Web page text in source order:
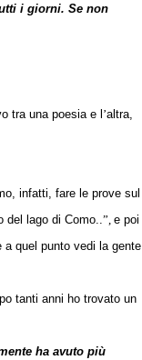
i giorni. Se non
tra una poesia e l ’altra,
infatti, fare le prove sul
del lago di Como.. ”, e poi
a quel punto vedi la gente
tanti anni ho trovato un
ha avuto più